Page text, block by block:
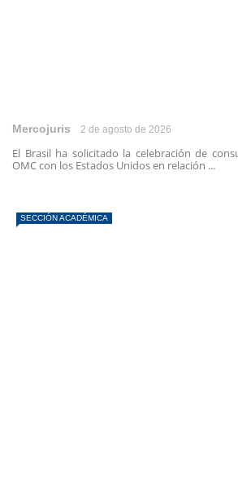
Mercojuris 2 de agosto de 2026
El Brasil ha solicitado la celebración de
OMC con los Estados Unidos en relación ...
SECCIÓN ACADÉMICA